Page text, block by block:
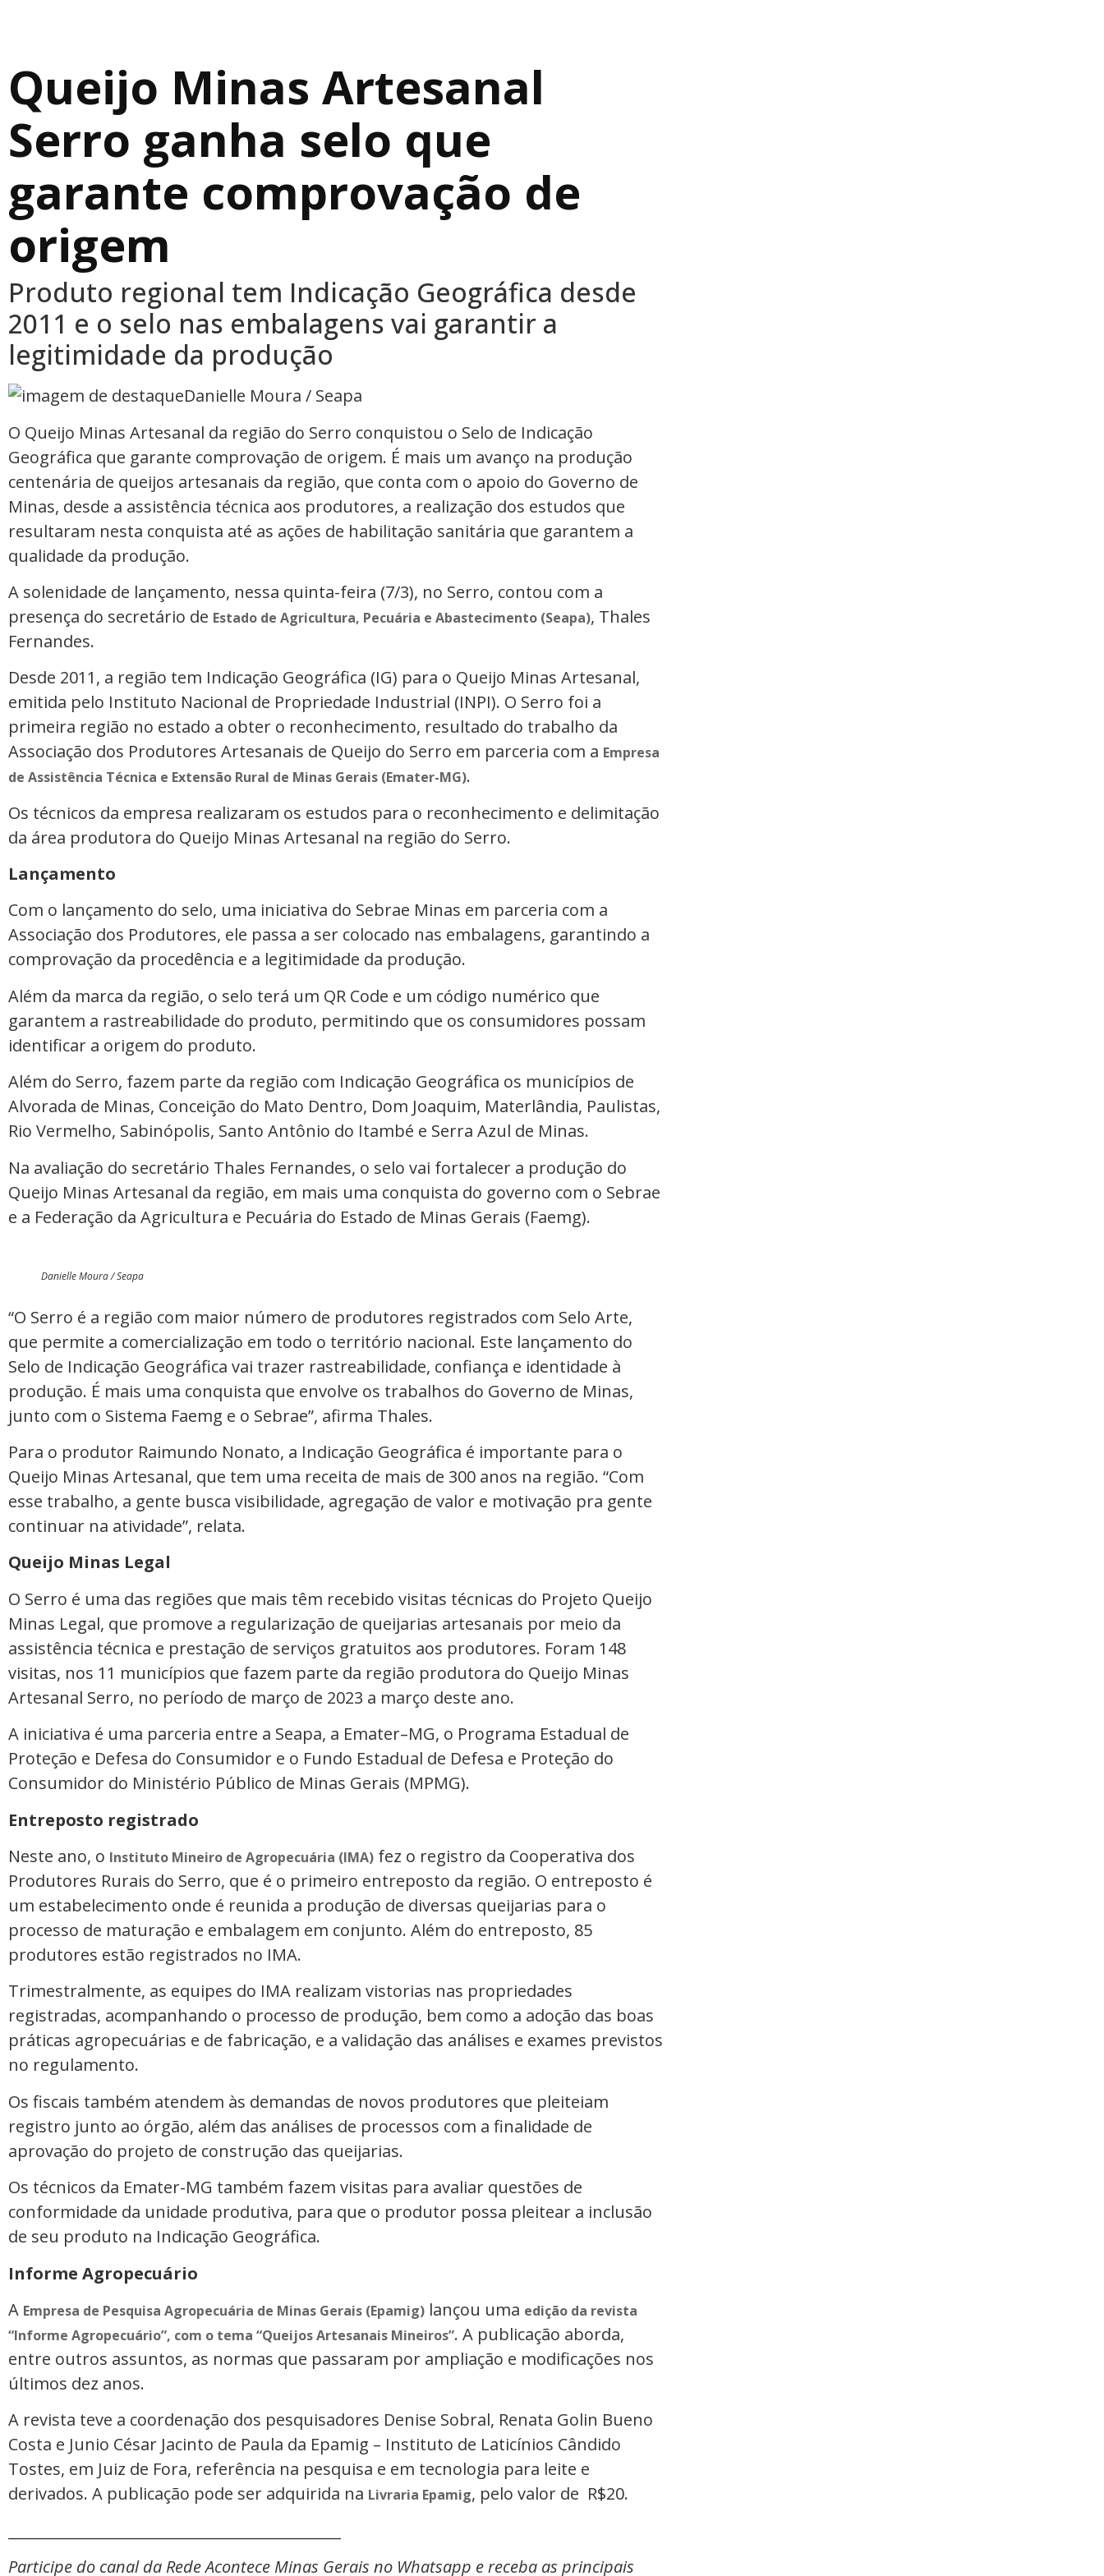
Queijo Minas Artesanal
Serro ganha selo que
garante comprovação de
origem
Produto regional tem Indicação Geográfica desde
2011 e o selo nas embalagens vai garantir a
legitimidade da produção
Danielle Moura / Seapa
O Queijo Minas Artesanal da região do Serro conquistou o Selo de Indicação
Geográfica que garante comprovação de origem. É mais um avanço na produção
centenária de queijos artesanais da região, que conta com o apoio do Governo de
Minas, desde a assistência técnica aos produtores, a realização dos estudos que
resultaram nesta conquista até as ações de habilitação sanitária que garantem a
qualidade da produção.
A solenidade de lançamento, nessa quinta-feira (7/3), no Serro, contou com a
presença do secretário de Estado de Agricultura, Pecuária e Abastecimento (Seapa), Thales
Fernandes.
Desde 2011, a região tem Indicação Geográfica (IG) para o Queijo Minas Artesanal,
emitida pelo Instituto Nacional de Propriedade Industrial (INPI). O Serro foi a
primeira região no estado a obter o reconhecimento, resultado do trabalho da
Associação dos Produtores Artesanais de Queijo do Serro em parceria com a Empresa
de Assistência Técnica e Extensão Rural de Minas Gerais (Emater-MG).
Os técnicos da empresa realizaram os estudos para o reconhecimento e delimitação
da área produtora do Queijo Minas Artesanal na região do Serro.
Lançamento
Com o lançamento do selo, uma iniciativa do Sebrae Minas em parceria com a
Associação dos Produtores, ele passa a ser colocado nas embalagens, garantindo a
comprovação da procedência e a legitimidade da produção.
Além da marca da região, o selo terá um QR Code e um código numérico que
garantem a rastreabilidade do produto, permitindo que os consumidores possam
identificar a origem do produto.
Além do Serro, fazem parte da região com Indicação Geográfica os municípios de
Alvorada de Minas, Conceição do Mato Dentro, Dom Joaquim, Materlândia, Paulistas,
Rio Vermelho, Sabinópolis, Santo Antônio do Itambé e Serra Azul de Minas.
Na avaliação do secretário Thales Fernandes, o selo vai fortalecer a produção do
Queijo Minas Artesanal da região, em mais uma conquista do governo com o Sebrae
e a Federação da Agricultura e Pecuária do Estado de Minas Gerais (Faemg).
Danielle Moura / Seapa
“O Serro é a região com maior número de produtores registrados com Selo Arte,
que permite a comercialização em todo o território nacional. Este lançamento do
Selo de Indicação Geográfica vai trazer rastreabilidade, confiança e identidade à
produção. É mais uma conquista que envolve os trabalhos do Governo de Minas,
junto com o Sistema Faemg e o Sebrae”, afirma Thales.
Para o produtor Raimundo Nonato, a Indicação Geográfica é importante para o
Queijo Minas Artesanal, que tem uma receita de mais de 300 anos na região. “Com
esse trabalho, a gente busca visibilidade, agregação de valor e motivação pra gente
continuar na atividade”, relata.
Queijo Minas Legal
O Serro é uma das regiões que mais têm recebido visitas técnicas do Projeto Queijo
Minas Legal, que promove a regularização de queijarias artesanais por meio da
assistência técnica e prestação de serviços gratuitos aos produtores. Foram 148
visitas, nos 11 municípios que fazem parte da região produtora do Queijo Minas
Artesanal Serro, no período de março de 2023 a março deste ano.
A iniciativa é uma parceria entre a Seapa, a Emater–MG, o Programa Estadual de
Proteção e Defesa do Consumidor e o Fundo Estadual de Defesa e Proteção do
Consumidor do Ministério Público de Minas Gerais (MPMG).
Entreposto registrado
Neste ano, o Instituto Mineiro de Agropecuária (IMA) fez o registro da Cooperativa dos
Produtores Rurais do Serro, que é o primeiro entreposto da região. O entreposto é
um estabelecimento onde é reunida a produção de diversas queijarias para o
processo de maturação e embalagem em conjunto. Além do entreposto, 85
produtores estão registrados no IMA.
Trimestralmente, as equipes do IMA realizam vistorias nas propriedades
registradas, acompanhando o processo de produção, bem como a adoção das boas
práticas agropecuárias e de fabricação, e a validação das análises e exames previstos
no regulamento.
Os fiscais também atendem às demandas de novos produtores que pleiteiam
registro junto ao órgão, além das análises de processos com a finalidade de
aprovação do projeto de construção das queijarias.
Os técnicos da Emater-MG também fazem visitas para avaliar questões de
conformidade da unidade produtiva, para que o produtor possa pleitear a inclusão
de seu produto na Indicação Geográfica.
Informe Agropecuário
A Empresa de Pesquisa Agropecuária de Minas Gerais (Epamig) lançou uma edição da revista
“Informe Agropecuário”, com o tema “Queijos Artesanais Mineiros”. A publicação aborda,
entre outros assuntos, as normas que passaram por ampliação e modificações nos
últimos dez anos.
A revista teve a coordenação dos pesquisadores Denise Sobral, Renata Golin Bueno
Costa e Junio César Jacinto de Paula da Epamig – Instituto de Laticínios Cândido
Tostes, em Juiz de Fora, referência na pesquisa e em tecnologia para leite e
derivados. A publicação pode ser adquirida na Livraria Epamig, pelo valor de R$20.
Participe do canal da Rede Acontece Minas Gerais no Whatsapp e receba as principais